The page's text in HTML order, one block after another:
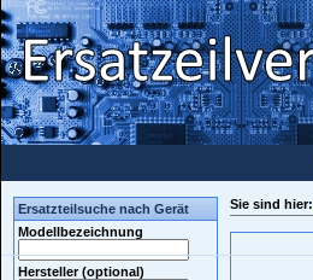
Ersatzteilsuche nach Gerät
Modellbezeichnung
Hersteller (optional)
Sie sind hier: